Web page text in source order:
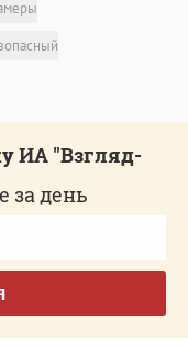
ИА "Взгляд-
за день